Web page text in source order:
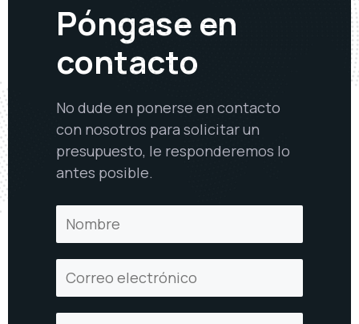
Póngase en
contacto
No dude en ponerse en contacto
con nosotros para solicitar un
presupuesto, le responderemos lo
antes posible.